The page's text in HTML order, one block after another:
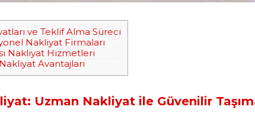
ve Teklif Alma Süreci
Nakliyat Firmaları
Nakliyat Hizmetleri
Avantajları
Uzman Nakliyat ile Güvenilir